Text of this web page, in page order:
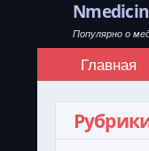
Популярно о
Главная